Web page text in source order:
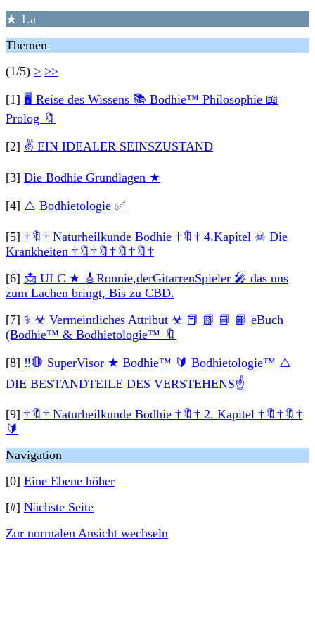
★ 1.a
Themen
(1/5) > >>
[1] 🖥 Reise des Wissens 📚 Bodhie™ Philosophie 📖
Prolog 🔖
[2] ✌ EIN IDEALER SEINSZUSTAND
[3] Die Bodhie Grundlagen ★
[4] ⚠️ Bodhietologie ✅
[5] †🔖† Naturheilkunde Bodhie †🔖† 4.Kapitel ☠ Die
Krankheiten †🔖†🔖†🔖†🔖†
[6] 📩 ULC ★ 🎸Ronnie,derGitarrenSpieler 🎤 das uns
zum Lachen bringt, Bis zu CBD.
[7] ⚕ ☣ Vermeintliches Attribut ☣ 📕 📗 📘 📙 eBuch
(Bodhie™ & Bodhietologie™ 🔖
[8] ‼️🛑 SuperVisor ★ Bodhie™ 🔰 Bodhietologie™ ⚠️
DIE BESTANDTEILE DES VERSTEHENS☝
[9] †🔖† Naturheilkunde Bodhie †🔖† 2. Kapitel †🔖†🔖†
🔰
Navigation
[0] Eine Ebene höher
[#] Nächste Seite
Zur normalen Ansicht wechseln